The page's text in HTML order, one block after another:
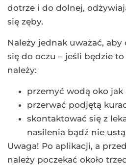
dotrze i do dolnej,
się zęby.
Należy jednak uważać, aby
się do oczu – jeśli będzie to
należy:
przemyć wodą oko jak
przerwać podjętą
skontaktować się z
nasilenia bądź nie
Uwaga! Po aplikacji, a
należy poczekać około